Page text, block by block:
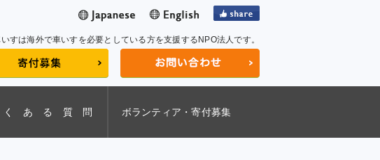
すは海外で車いすを必要としている方を支援するNPO法人です。
く あ る 質 問 ボランティア・寄付募集